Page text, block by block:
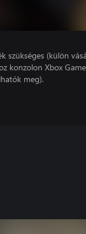
szükséges (külön
konzolon Xbox
meg).